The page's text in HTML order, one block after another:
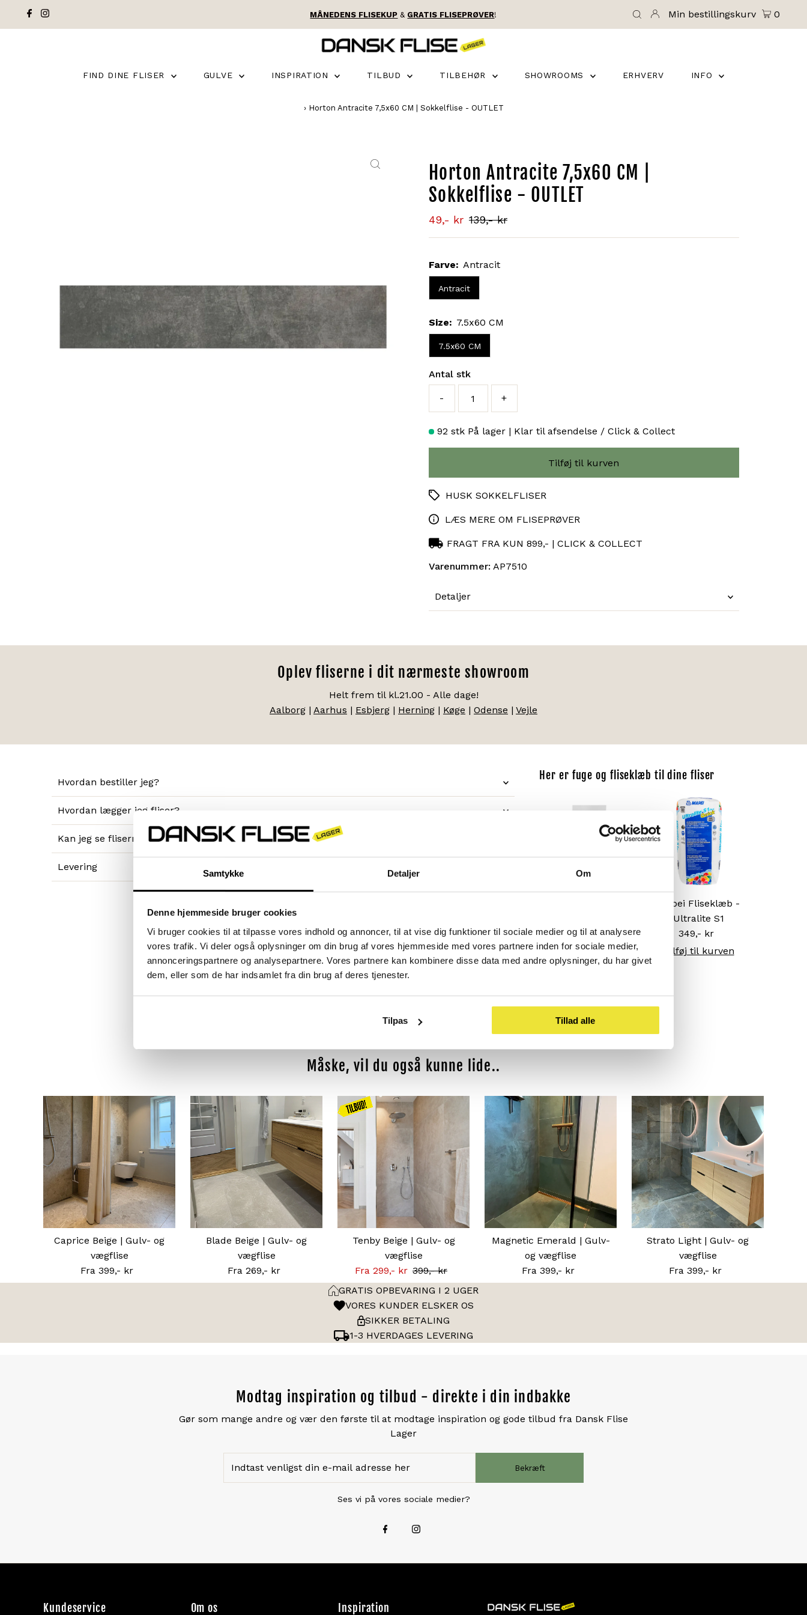
Samtykke Detaljer Om
Denne hjemmeside bruger cookies
Vi bruger cookies til at tilpasse vores indhold og annoncer, til at vise dig funktioner til sociale medier og til at analysere
vores trafik. Vi deler også oplysninger om din brug af vores hjemmeside med vores partnere inden for sociale medier,
annonceringspartnere og analysepartnere. Vores partnere kan kombinere disse data med andre oplysninger, du har givet
dem, eller som de har indsamlet fra din brug af deres tjenester.
Tilpas Tillad alle
MÅNEDENS FLISEKUP & GRATIS FLISEPRØVER! Min bestillingskurv 0
FIND DINE FLISER GULVE INSPIRATION TILBUD TILBEHØR SHOWROOMS ERHVERV INFO
› Horton Antracite 7,5x60 CM | Sokkelflise - OUTLET
Horton Antracite 7,5x60 CM |
Sokkelflise - OUTLET
Tilbudsprisen
49,- kr Normal
pris
139,- kr
Farve: Antracit
Antracit
Size: 7.5x60 CM
7.5x60 CM
Antal stk
- +
92 stkPå lager | Klar til afsendelse / Click & Collect
HUSK SOKKELFLISER
LÆS MERE OM FLISEPRØVER
FRAGT FRA KUN 899,- | CLICK & COLLECT
Varenummer: AP7510
Detaljer
Oplev fliserne i dit nærmeste showroom
Helt frem til kl.21.00 - Alle dage!
Aalborg | Aarhus | Esbjerg | Herning | Køge | Odense | Vejle
Hvordan bestiller jeg?
Hvordan lægger jeg fliser?
Kan jeg se fliserne før jeg køber?
Levering
Her er fuge og fliseklæb til dine fliser
Normal
pris
349,- kr
Mapei Fliseklæb -
Ultralite S1
Normal
pris
349,- kr
Måske, vil du også kunne lide..
Caprice Beige | Gulv- og
vægflise
Normal
pris
Fra 399,- kr
Blade Beige | Gulv- og
vægflise
Normal
pris
Fra 269,- kr
Kampagnen
gælder
frem til
31.08
Tenby Beige | Gulv- og
vægflise
Tilbudsprisen
Fra 299,- kr Normal
pris
399,- kr
Magnetic Emerald | Gulv-
og vægflise
Normal
pris
Fra 399,- kr
Strato Light | Gulv- og
vægflise
Normal
pris
Fra 399,- kr
GRATIS OPBEVARING I 2 UGER
VORES KUNDER ELSKER OS
SIKKER BETALING
1-3 HVERDAGES LEVERING
Modtag inspiration og tilbud - direkte i din indbakke
Gør som mange andre og vær den første til at modtage inspiration og gode tilbud fra Dansk Flise
Lager
Bekræft
Ses vi på vores sociale medier?
Kundeservice Om os Inspiration